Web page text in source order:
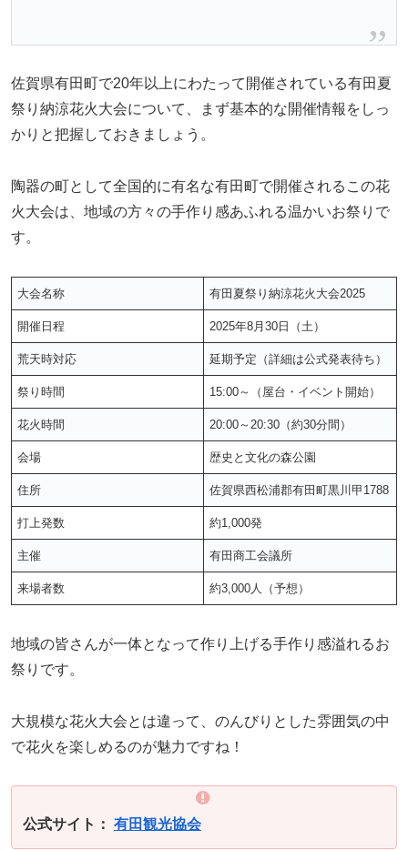
佐賀県有田町で20年以上にわたって開催されている有田夏
祭り納涼花火大会について、まず基本的な開催情報をしっ
かりと把握しておきましょう。
陶器の町として全国的に有名な有田町で開催されるこの花
火大会は、地域の方々の手作り感あふれる温かいお祭りで
す。
大会名称 有田夏祭り納涼花火大会2025
開催日程 2025年8月30日（土）
荒天時対応 延期予定（詳細は公式発表待ち）
祭り時間 15:00～（屋台・イベント開始）
花火時間 20:00～20:30（約30分間）
会場 歴史と文化の森公園
住所 佐賀県西松浦郡有田町黒川甲1788
打上発数 約1,000発
主催 有田商工会議所
来場者数 約3,000人（予想）
地域の皆さんが一体となって作り上げる手作り感溢れるお
祭りです。
大規模な花火大会とは違って、のんびりとした雰囲気の中
で花火を楽しめるのが魅力ですね！
公式サイト： 有田観光協会